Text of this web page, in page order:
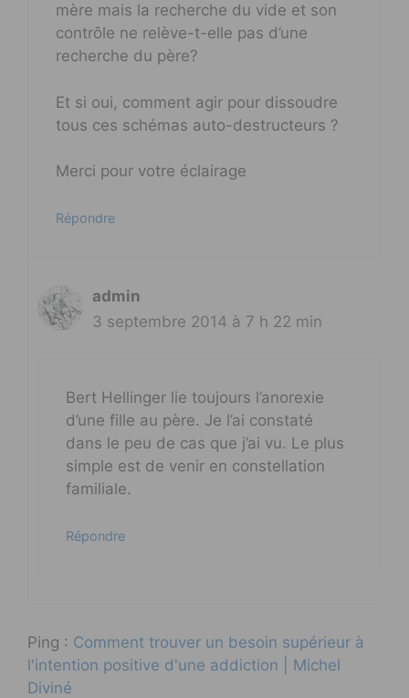
mère mais la recherche du vide et son
contrôle ne relève-t-elle pas d’une
recherche du père?
Et si oui, comment agir pour dissoudre
tous ces schémas auto-destructeurs ?
Merci pour votre éclairage
Répondre
admin
3 septembre 2014 à 7 h 22 min
Bert Hellinger lie toujours l’anorexie
d’une fille au père. Je l’ai constaté
dans le peu de cas que j’ai vu. Le plus
simple est de venir en constellation
familiale.
Répondre
Ping : Comment trouver un besoin supérieur à
l'intention positive d'une addiction | Michel
Diviné